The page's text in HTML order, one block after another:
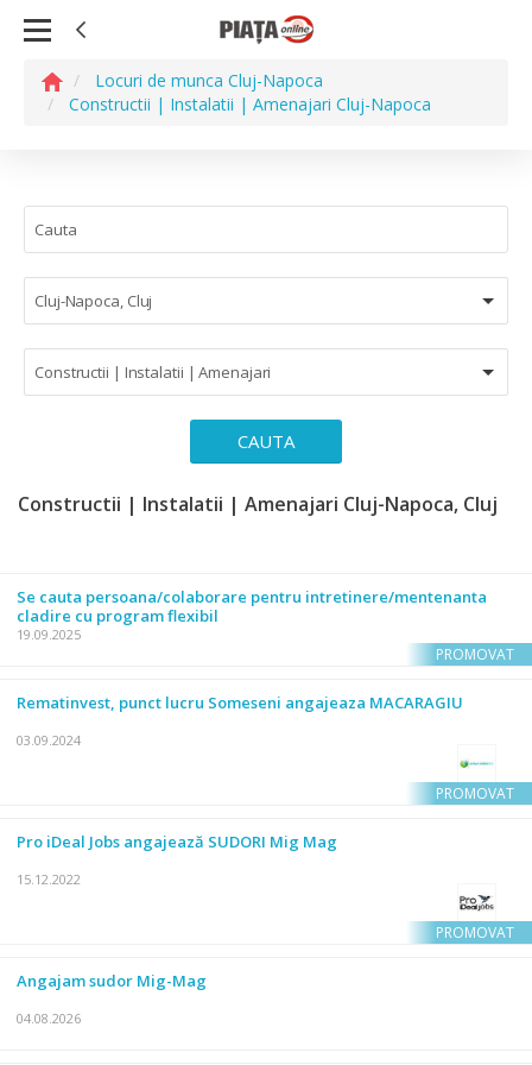
Locuri de munca Cluj-Napoca
Constructii | Instalatii | Amenajari Cluj-Napoca
Cluj-Napoca, Cluj
Constructii | Instalatii | Amenajari
CAUTA
Constructii | Instalatii | Amenajari Cluj-Napoca, Cluj
Se cauta persoana/colaborare pentru intretinere/mentenanta
cladire cu program flexibil
19.09.2025
PROMOVAT
Rematinvest, punct lucru Someseni angajeaza MACARAGIU
03.09.2024
PROMOVAT
Pro iDeal Jobs angajează SUDORI Mig Mag
15.12.2022
PROMOVAT
Angajam sudor Mig-Mag
04.08.2026